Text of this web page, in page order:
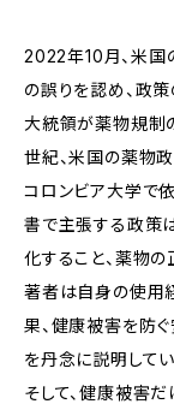
2022年10月、米国
の誤りを認め、政
大統領が薬物規制
世紀、米国の薬物
コロンビア大学で
書で主張する政策
化すること、薬物
著者は自身の使用
果、健康被害を防
を丹念に説明してい
そして、健康被害